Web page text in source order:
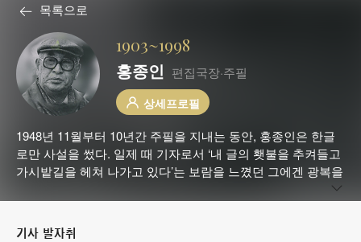
목록으로
1903~1998
홍종인 편집국장·주필
상세프로필
1948년 11월부터 10년간 주필을 지내는 동안, 홍종인은 한글
로만 사설을 썼다. 일제 때 기자로서 ‘내 글의 횃불을 추켜들고
가시밭길을 헤쳐 나가고 있다’는 보람을 느꼈던 그에겐 광복을
맞아 ‘마음 놓고 우리말로 얘기할 수 있다’는 사실이 가장 큰 감
격이었다. 평양고보 재학 중 3·1운동에 가담했다가 퇴학당했
고, 평양지국 기자로 조선일보에 입사했다. 광복 후 복간된 조
기사 발자취